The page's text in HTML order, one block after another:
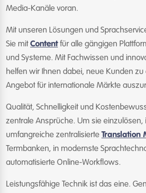
Media-Kanäle voran.
Mit unseren Lösungen und
Sie mitContentfür alle gängigen
und Systeme. Mit Fachwissen und
helfen wir Ihnen dabei, neue Kunden zu
Angebot für internationale Märkte
Qualität, Schnelligkeit und
zentrale Ansprüche. Um sie einzulösen,
umfangreiche zentralisierte Translation
Termbanken, in modernste
automatisierte Online-Workflows.
Leistungsfähige Technik ist das eine.